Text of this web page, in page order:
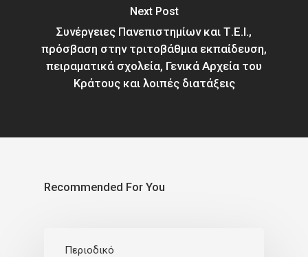
Next Post
Συνέργειες Πανεπιστημίων και Τ.Ε.Ι.,
πρόσβαση στην τριτοβάθμια εκπαίδευση,
πειραματικά σχολεία, Γενικά Αρχεία του
Κράτους και λοιπές διατάξεις
Recommended For You
Περιοδικό